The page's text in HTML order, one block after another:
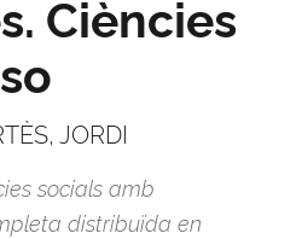
Ciències
JORDI
socials amb
distribuïda en